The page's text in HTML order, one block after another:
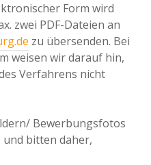
Form wird
zwei PDF-Dateien an
zu übersenden. Bei
weisen wir darauf hin,
Verfahrens nicht
Bewerbungsfotos
bitten daher,